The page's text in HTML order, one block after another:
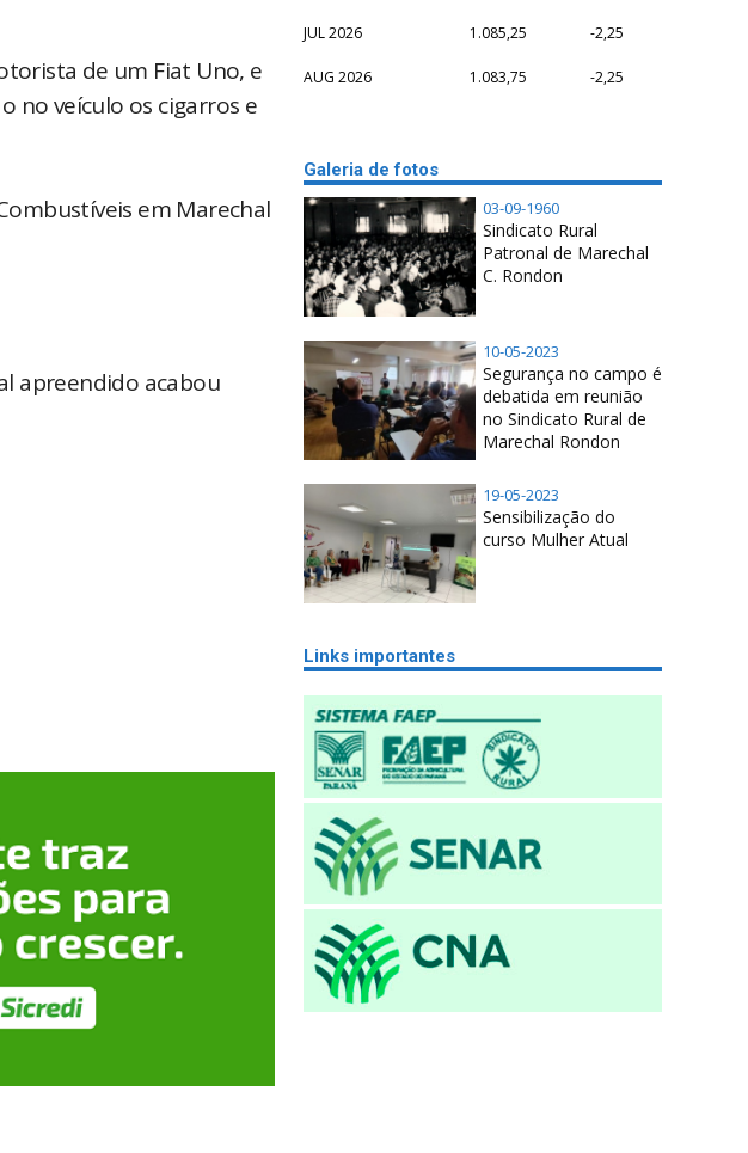
de um Fiat Uno, e
no veículo os cigarros e
em Marechal
apreendido acabou
JUL 2026 1.085,25 -2,25
AUG 2026 1.083,75 -2,25
Galeria de fotos
03-09-1960
Sindicato Rural
Patronal de Marechal
C. Rondon
10-05-2023
Segurança no campo é
debatida em reunião
no Sindicato Rural de
Marechal Rondon
19-05-2023
Sensibilização do
curso Mulher Atual
Links importantes